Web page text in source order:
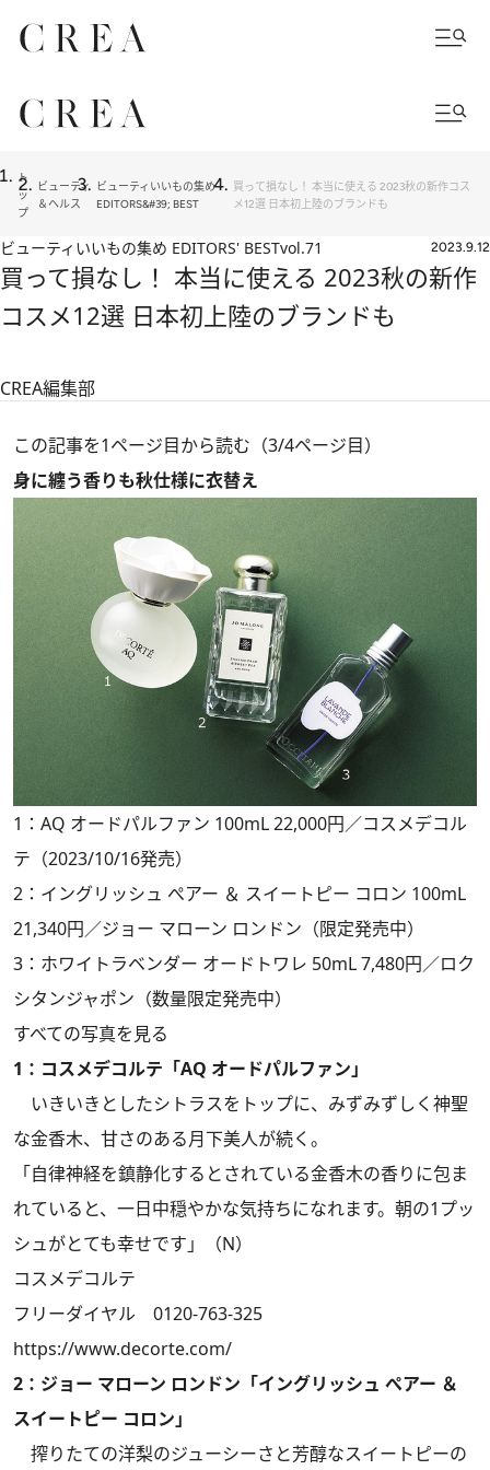
ト
ッ
プ
ビューティ
＆ヘルス
ビューティいいもの集め
EDITORS&#39; BEST
買って損なし！ 本当に使える 2023秋の新作コス
メ12選 日本初上陸のブランドも
ビューティいいもの集め EDITORS' BESTvol.71 2023.9.12
買って損なし！ 本当に使える 2023秋の新作
コスメ12選 日本初上陸のブランドも
CREA編集部
この記事を1ページ目から読む（3/4ページ目）
身に纏う香りも秋仕様に衣替え
1：AQ オードパルファン 100mL 22,000円／コスメデコル
テ（2023/10/16発売）
2：イングリッシュ ぺアー ＆ スイートピー コロン 100mL
21,340円／ジョー マローン ロンドン（限定発売中）
3：ホワイトラベンダー オードトワレ 50mL 7,480円／ロク
シタンジャポン（数量限定発売中）
すべての写真を見る
1：コスメデコルテ「AQ オードパルファン」
いきいきとしたシトラスをトップに、みずみずしく神聖
な金香木、甘さのある月下美人が続く。
「自律神経を鎮静化するとされている金香木の香りに包ま
れていると、一日中穏やかな気持ちになれます。朝の1プッ
シュがとても幸せです」（N）
コスメデコルテ
フリーダイヤル 0120-763-325
https://www.decorte.com/
2：ジョー マローン ロンドン「イングリッシュ ぺアー ＆
スイートピー コロン」
搾りたての洋梨のジューシーさと芳醇なスイートピーの